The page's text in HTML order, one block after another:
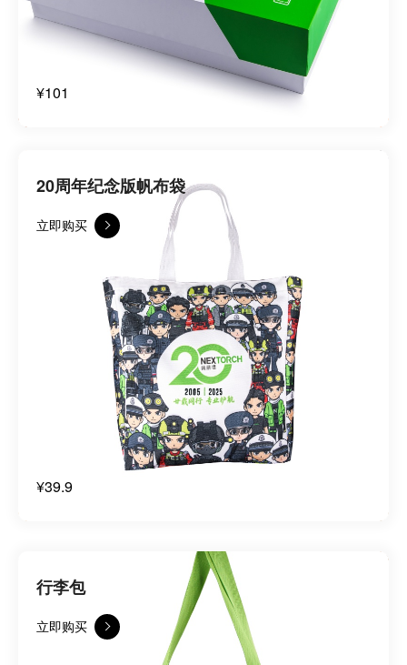
¥101
20周年纪念版帆布袋
立即购买
¥39.9
行李包
立即购买